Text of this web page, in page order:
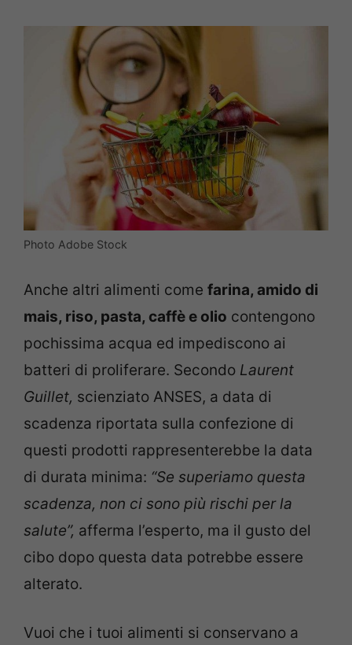
Photo Adobe Stock
Anche altri alimenti come farina, amido di
mais, riso, pasta, caffè e olio contengono
pochissima acqua ed impediscono ai
batteri di proliferare. Secondo Laurent
Guillet, scienziato ANSES, a data di
scadenza riportata sulla confezione di
questi prodotti rappresenterebbe la data
di durata minima: “Se superiamo questa
scadenza, non ci sono più rischi per la
salute”, afferma l’esperto, ma il gusto del
cibo dopo questa data potrebbe essere
alterato.
Vuoi che i tuoi alimenti si conservano a